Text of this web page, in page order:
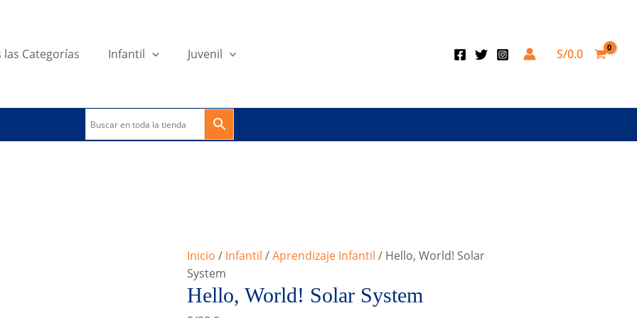
las Categorías Infantil Juvenil S/0.0
Inicio / Infantil /Aprendizaje Infantil / Hello, World! Solar
System
Hello, World! Solar System